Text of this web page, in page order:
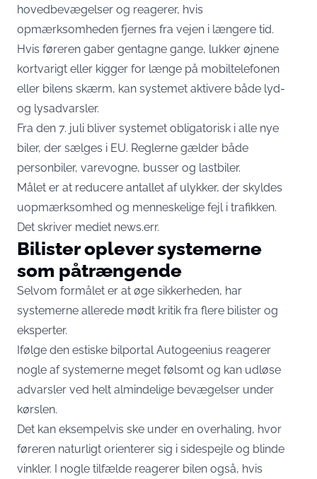
hovedbevægelser og reagerer, hvis
opmærksomheden fjernes fra vejen i længere tid.
Hvis føreren gaber gentagne gange, lukker øjnene
kortvarigt eller kigger for længe på mobiltelefonen
eller bilens skærm, kan systemet aktivere både lyd-
og lysadvarsler.
Fra den 7. juli bliver systemet obligatorisk i alle nye
biler, der sælges i EU. Reglerne gælder både
personbiler, varevogne, busser og lastbiler.
Målet er at reducere antallet af ulykker, der skyldes
uopmærksomhed og menneskelige fejl i trafikken.
Det skriver mediet news.err.
Bilister oplever systemerne
som påtrængende
Selvom formålet er at øge sikkerheden, har
systemerne allerede mødt kritik fra flere bilister og
eksperter.
Ifølge den estiske bilportal Autogeenius reagerer
nogle af systemerne meget følsomt og kan udløse
advarsler ved helt almindelige bevægelser under
kørslen.
Det kan eksempelvis ske under en overhaling, hvor
føreren naturligt orienterer sig i sidespejle og blinde
vinkler. I nogle tilfælde reagerer bilen også, hvis